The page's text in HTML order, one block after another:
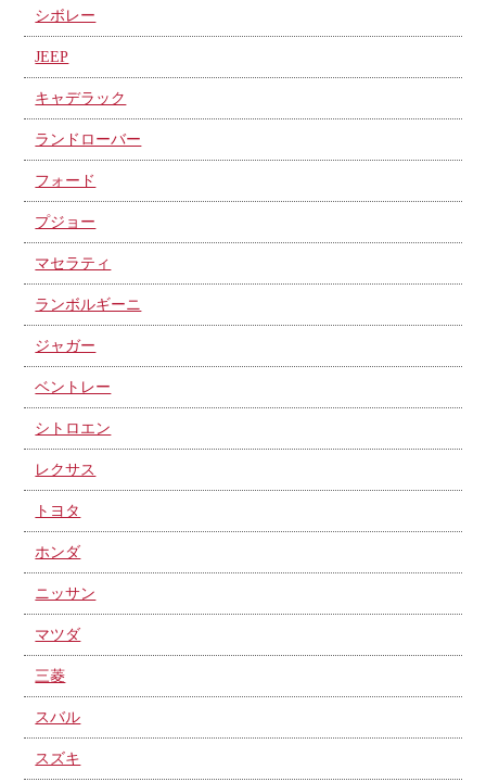
シボレー
JEEP
キャデラック
ランドローバー
フォード
プジョー
マセラティ
ランボルギーニ
ジャガー
ベントレー
シトロエン
レクサス
トヨタ
ホンダ
ニッサン
マツダ
三菱
スバル
スズキ